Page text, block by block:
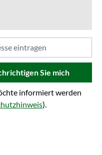
Sie mich
informiert werden
).